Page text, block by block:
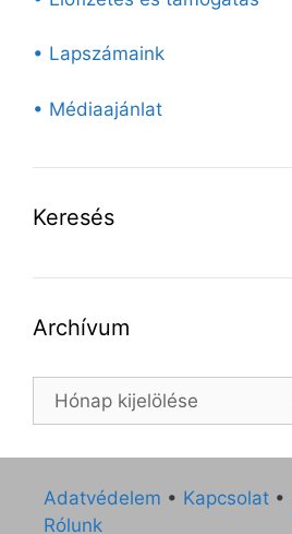
• Lapszámaink
• Médiaajánlat
Keresés
Archívum
Archívum
Adatvédelem • Kapcsolat •
Rólunk